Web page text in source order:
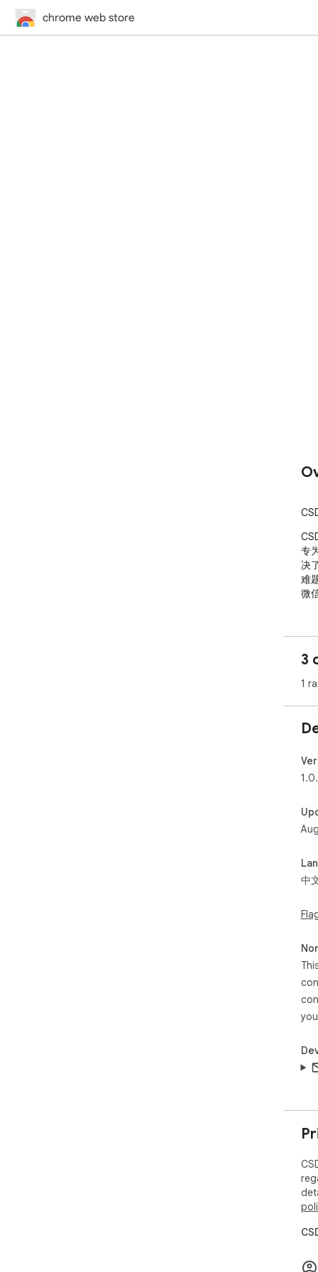
chrome web store
专
决
难
微
3
1
中